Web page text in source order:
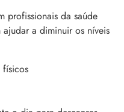
profissionais da saúde
a diminuir os níveis